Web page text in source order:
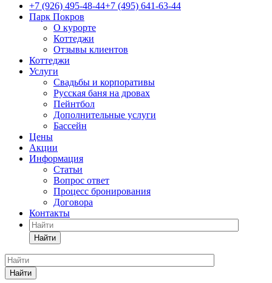
+7 (926) 495-48-44+7 (495) 641-63-44
Парк Покров
О курорте
Коттеджи
Отзывы клиентов
Коттеджи
Услуги
Свадьбы и корпоративы
Русская баня на дровах
Пейнтбол
Дополнительные услуги
Бассейн
Цены
Акции
Информация
Статьи
Вопрос ответ
Процесс бронирования
Договора
Контакты
Найти
Найти